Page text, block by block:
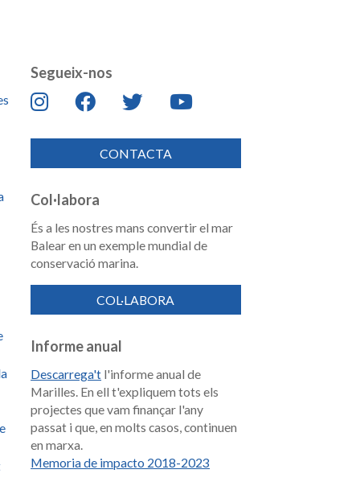
Segueix-nos
CONTACTA
Col·labora
És a les nostres mans convertir el mar
Balear en un exemple mundial de
conservació marina.
COL·LABORA
Informe anual
Descarrega't l'informe anual de
Marilles. En ell t'expliquem tots els
projectes que vam finançar l'any
passat i que, en molts casos, continuen
en marxa.
Memoria de impacto 2018-2023